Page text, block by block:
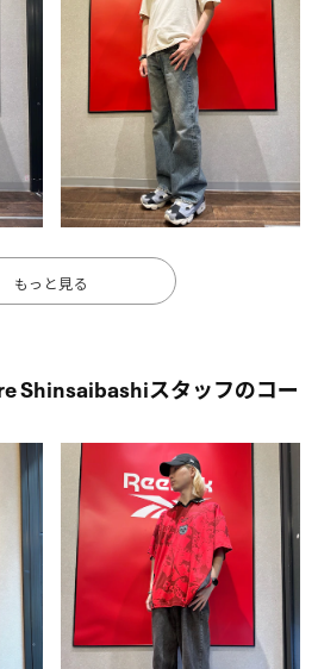
もっと見る
Shinsaibashiスタッフのコー